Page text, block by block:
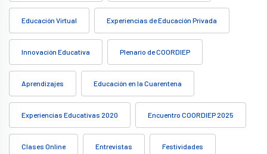
Educación Virtual Experiencias de Educación Privada
Innovación Educativa Plenario de COORDIEP
Aprendizajes Educación en la Cuarentena
Experiencias Educativas 2020 Encuentro COORDIEP 2025
Clases Online Entrevistas Festividades